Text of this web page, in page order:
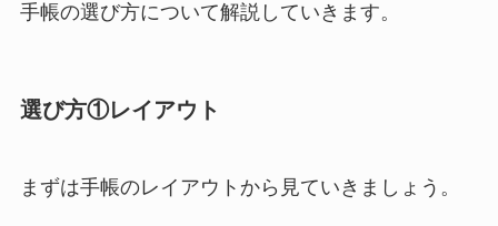
手帳の選び方について解説していきます。
選び方①レイアウト
まずは手帳のレイアウトから見ていきましょう。